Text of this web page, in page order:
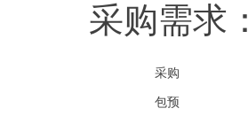
采购需求：
采购
包预